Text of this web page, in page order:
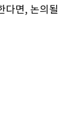
다면, 논의될